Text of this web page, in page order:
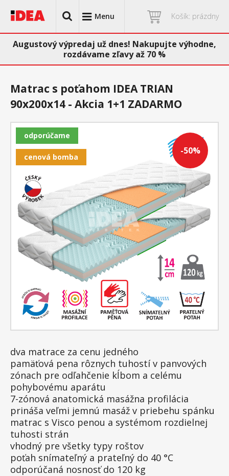
Menu Košík: prázdny
Augustový výpredaj už dnes! Nakupujte výhodne,
rozdávame zľavy až 70 %
-50%
odporúčame
cenová bomba
Matrac s poťahom IDEA TRIAN
90x200x14 - Akcia 1+1 ZADARMO
dva matrace za cenu jedného
pamäťová pena rôznych tuhostí v panvových
zónach pre odľahčenie kĺbom a celému
pohybovému aparátu
7-zónová anatomická masážna profilácia
prináša veľmi jemnú masáž v priebehu spánku
matrac s Visco penou a systémom rozdielnej
tuhosti strán
vhodný pre všetky typy roštov
poťah snímateľný a prateľný do 40 °C
odporúčaná nosnosť do 120 kg